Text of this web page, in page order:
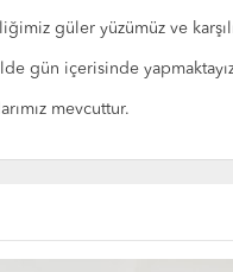
güler yüzümüz ve
gün içerisinde
mevcuttur.